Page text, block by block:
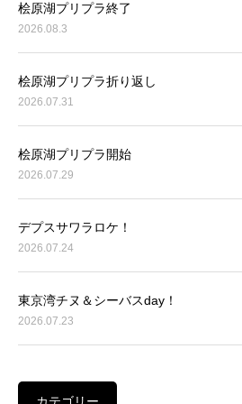
桧原湖プリプラ終了
2026.08.3
桧原湖プリプラ折り返し
2026.07.31
桧原湖プリプラ開始
2026.07.29
デプスサワラロケ！
2026.07.24
東京湾チヌ＆シーバスday！
2026.07.23